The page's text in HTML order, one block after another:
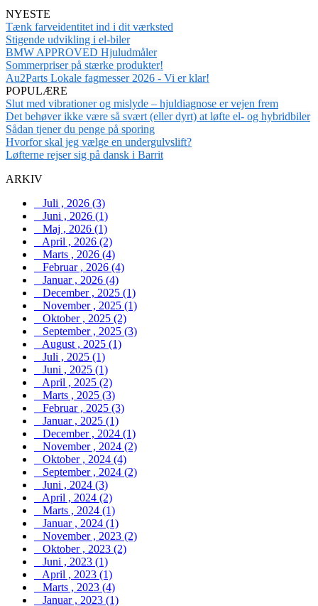
NYESTE
Tænk farveidentitet ind i dit værksted
Stigende udvikling i el-biler
BMW APPROVED Hjuludmåler
Sommerpriser på stærke produkter!
Au2Parts Lokale fagmesser 2026 - Vi er klar!
POPULÆRE
Slut med vibrationer og mislyde – hjuldiagnose er vejen frem
Det behøver ikke være så svært (eller dyrt) at løfte el- og hybridbiler
Sådan tjener du penge på sporing
Hvorfor skal jeg vælge en undergulvslift?
Løfterne rejser sig på dansk i Barrit
ARKIV
Juli , 2026 (3)
Juni , 2026 (1)
Maj , 2026 (1)
April , 2026 (2)
Marts , 2026 (4)
Februar , 2026 (4)
Januar , 2026 (4)
December , 2025 (1)
November , 2025 (1)
Oktober , 2025 (2)
September , 2025 (3)
August , 2025 (1)
Juli , 2025 (1)
Juni , 2025 (1)
April , 2025 (2)
Marts , 2025 (3)
Februar , 2025 (3)
Januar , 2025 (1)
December , 2024 (1)
November , 2024 (2)
Oktober , 2024 (4)
September , 2024 (2)
Juni , 2024 (3)
April , 2024 (2)
Marts , 2024 (1)
Januar , 2024 (1)
November , 2023 (2)
Oktober , 2023 (2)
Juni , 2023 (1)
April , 2023 (1)
Marts , 2023 (4)
Januar , 2023 (1)